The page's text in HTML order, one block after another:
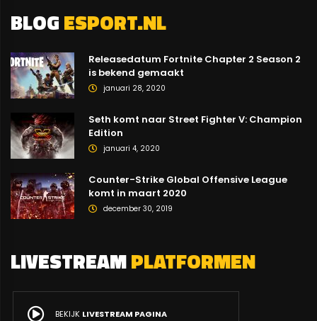
BLOGESPORT.NL
Releasedatum Fortnite Chapter 2 Season 2
is bekend gemaakt
januari 28, 2020
Seth komt naar Street Fighter V: Champion
Edition
januari 4, 2020
Counter-Strike Global Offensive League
komt in maart 2020
december 30, 2019
LIVESTREAMPLATFORMEN
BEKIJK LIVESTREAM PAGINA